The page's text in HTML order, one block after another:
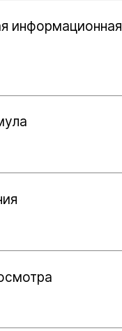
информационная